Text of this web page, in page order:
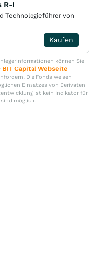
R-I
Technologieführer von
Kaufen
können Sie
BIT Capital Webseite
Die Fonds weisen
Einsatzes von Derivaten
ist kein Indikator für
möglich.